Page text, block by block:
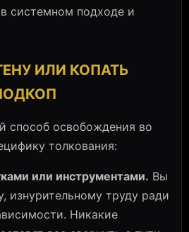
системном подходе и
ИЛИ КОПАТЬ
способ освобождения во
толкования:
или инструментами. Вы
изнурительному труду ради
Никакие